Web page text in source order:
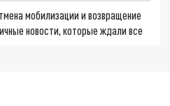
мобилизации и возвращение
новости, которые ждали все